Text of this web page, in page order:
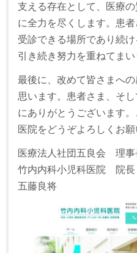
支える存在として、医療
に全力を尽くします。患
受診できる場所であり続
引き続き努力を重ねてまい
最後に、改めて皆さまへ
思います。患者さま、そ
にありがとうございます
医院をどうぞよろしくお願
医療法人社団五良会 理事
竹内内科小児科医院 院長
五藤良将